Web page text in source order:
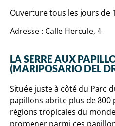
Ouverture tous les jours de
Adresse : Calle Hercule, 4
LA SERRE AUX
(MARIPOSARIO DEL
Située juste à côté du Parc
papillons abrite plus de
régions tropicales du
promener parmi ces